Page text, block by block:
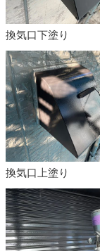
換気口下塗り
換気口上塗り